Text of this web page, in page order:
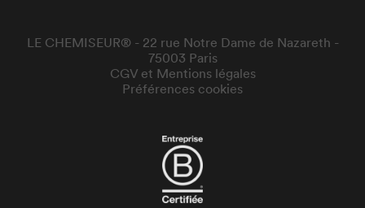
LE CHEMISEUR® - 22 rue Notre Dame de Nazareth -
75003 Paris
CGV et Mentions légales
Préférences cookies